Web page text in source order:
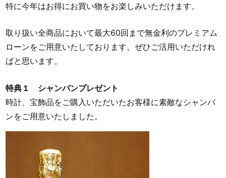
特に今年はお得にお買い物をお楽しみいただけます。
取り扱い全商品において最大60回まで無金利のプレミアム
ローンをご用意いたしております。ぜひご活用いただけれ
ばと思います。
特典１ シャンパンプレゼント
時計、宝飾品をご購入いただいたお客様に素敵なシャンパ
ンをご用意いたしました。